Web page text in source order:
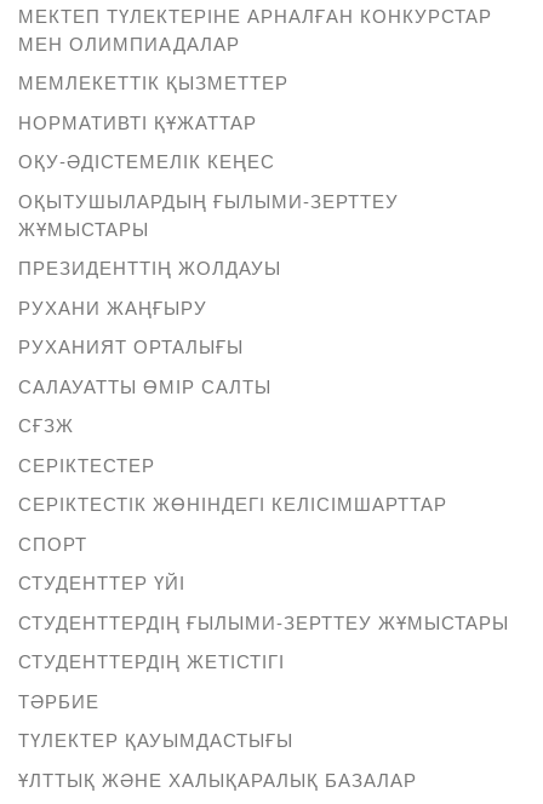
МЕКТЕП ТҮЛЕКТЕРІНЕ АРНАЛҒАН КОНКУРСТАР
МЕН ОЛИМПИАДАЛАР
МЕМЛЕКЕТТІК ҚЫЗМЕТТЕР
НОРМАТИВТІ ҚҰЖАТТАР
ОҚУ-ӘДІСТЕМЕЛІК КЕҢЕС
ОҚЫТУШЫЛАРДЫҢ ҒЫЛЫМИ-ЗЕРТТЕУ
ЖҰМЫСТАРЫ
ПРЕЗИДЕНТТІҢ ЖОЛДАУЫ
РУХАНИ ЖАҢҒЫРУ
РУХАНИЯТ ОРТАЛЫҒЫ
САЛАУАТТЫ ӨМІР САЛТЫ
СҒЗЖ
СЕРІКТЕСТЕР
СЕРІКТЕСТІК ЖӨНІНДЕГІ КЕЛІСІМШАРТТАР
СПОРТ
СТУДЕНТТЕР ҮЙІ
СТУДЕНТТЕРДІҢ ҒЫЛЫМИ-ЗЕРТТЕУ ЖҰМЫСТАРЫ
СТУДЕНТТЕРДІҢ ЖЕТІСТІГІ
ТӘРБИЕ
ТҮЛЕКТЕР ҚАУЫМДАСТЫҒЫ
ҰЛТТЫҚ ЖӘНЕ ХАЛЫҚАРАЛЫҚ БАЗАЛАР